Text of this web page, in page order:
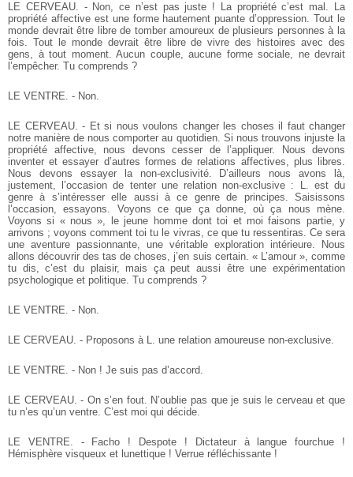
LE CERVEAU. - Non, ce n’est pas juste ! La propriété c’est mal. La
propriété affective est une forme hautement puante d’oppression. Tout le
monde devrait être libre de tomber amoureux de plusieurs personnes à la
fois. Tout le monde devrait être libre de vivre des histoires avec des
gens, à tout moment. Aucun couple, aucune forme sociale, ne devrait
l’empêcher. Tu comprends ?
LE VENTRE. - Non.
LE CERVEAU. - Et si nous voulons changer les choses il faut changer
notre manière de nous comporter au quotidien. Si nous trouvons injuste la
propriété affective, nous devons cesser de l’appliquer. Nous devons
inventer et essayer d’autres formes de relations affectives, plus libres.
Nous devons essayer la non-exclusivité. D’ailleurs nous avons là,
justement, l’occasion de tenter une relation non-exclusive : L. est du
genre à s’intéresser elle aussi à ce genre de principes. Saisissons
l’occasion, essayons. Voyons ce que ça donne, où ça nous mène.
Voyons si « nous », le jeune homme dont toi et moi faisons partie, y
arrivons ; voyons comment toi tu le vivras, ce que tu ressentiras. Ce sera
une aventure passionnante, une véritable exploration intérieure. Nous
allons découvrir des tas de choses, j’en suis certain. « L’amour », comme
tu dis, c’est du plaisir, mais ça peut aussi être une expérimentation
psychologique et politique. Tu comprends ?
LE VENTRE. - Non.
LE CERVEAU. - Proposons à L. une relation amoureuse non-exclusive.
LE VENTRE. - Non ! Je suis pas d’accord.
LE CERVEAU. - On s’en fout. N’oublie pas que je suis le cerveau et que
tu n’es qu’un ventre. C’est moi qui décide.
LE VENTRE. - Facho ! Despote ! Dictateur à langue fourchue !
Hémisphère visqueux et lunettique ! Verrue réfléchissante !